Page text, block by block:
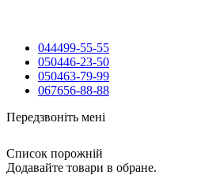
044499-55-55
050446-23-50
050463-79-99
067656-88-88
Передзвоніть мені
Список порожній
Додавайте товари в обране.